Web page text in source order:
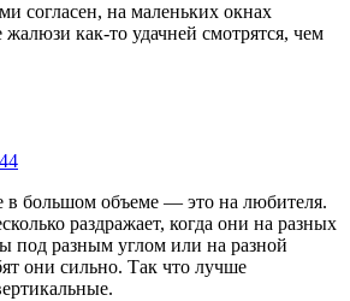
согласен, на маленьких окнах
жалюзи как-то удачней смотрятся, чем
в большом объеме — это на любителя.
раздражает, когда они на разных
под разным углом или на разной
они сильно. Так что лучше